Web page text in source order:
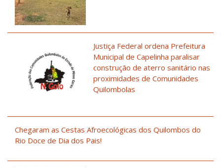
Justiça Federal ordena Prefeitura
Municipal de Capelinha paralisar
construção de aterro sanitário nas
proximidades de Comunidades
Quilombolas
Chegaram as Cestas Afroecológicas dos Quilombos do
Rio Doce de Dia dos Pais!